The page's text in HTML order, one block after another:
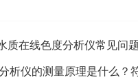
质在线色度分析仪常见问
析仪的测量原理是什么？